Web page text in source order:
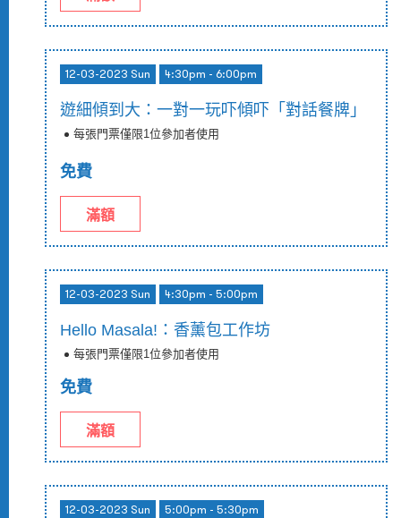
12-03-2023 Sun 4:30pm - 6:00pm
遊細傾到大：一對一玩吓傾吓「對話餐牌」
每張門票僅限1位參加者使用
免費
滿額
12-03-2023 Sun 4:30pm - 5:00pm
Hello Masala!：香薰包工作坊
每張門票僅限1位參加者使用
免費
滿額
12-03-2023 Sun 5:00pm - 5:30pm